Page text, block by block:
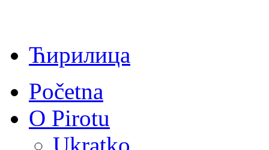
Ћирилица
Početna
O Pirotu